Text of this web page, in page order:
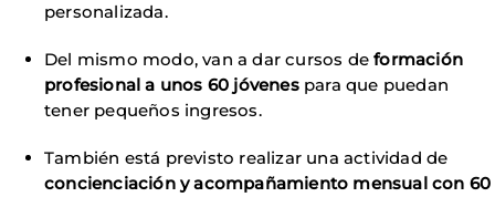
personalizada.
Del mismo modo, van a dar cursos deformación
profesional a unos 60 jóvenespara que puedan
tener pequeños ingresos.
También está previsto realizar una actividad de
concienciación y acompañamiento mensual con 60